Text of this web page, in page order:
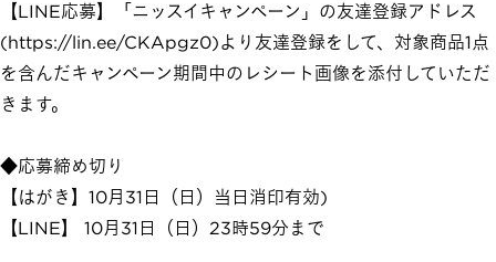
【LINE応募】「ニッスイキャンペーン」の友達登録アドレス
(https://lin.ee/CKApgz0)より友達登録をして、対象商品1点
を含んだキャンペーン期間中のレシート画像を添付していただ
きます。
◆応募締め切り
【はがき】10月31日（日）当日消印有効)
【LINE】 10月31日（日）23時59分まで